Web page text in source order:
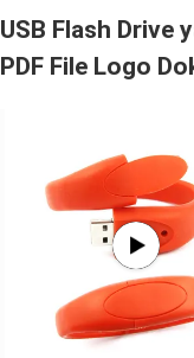
USB Flash Drive
PDF File Logo